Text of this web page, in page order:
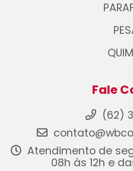
Fale
(62)
Atendimento de
08h às 12h e